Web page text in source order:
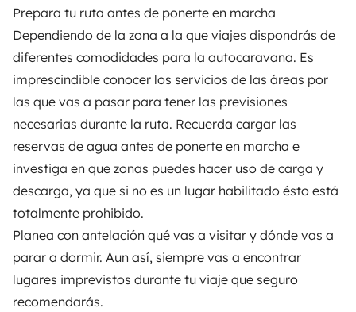
Prepara tu ruta antes de ponerte en marcha
Dependiendo de la zona a la que viajes dispondrás de
diferentes comodidades para la autocaravana. Es
imprescindible conocer los servicios de las áreas por
las que vas a pasar para tener las previsiones
necesarias durante la ruta. Recuerda cargar las
reservas de agua antes de ponerte en marcha e
investiga en que zonas puedes hacer uso de carga y
descarga, ya que si no es un lugar habilitado ésto está
totalmente prohibido.
Planea con antelación qué vas a visitar y dónde vas a
parar a dormir. Aun así, siempre vas a encontrar
lugares imprevistos durante tu viaje que seguro
recomendarás.